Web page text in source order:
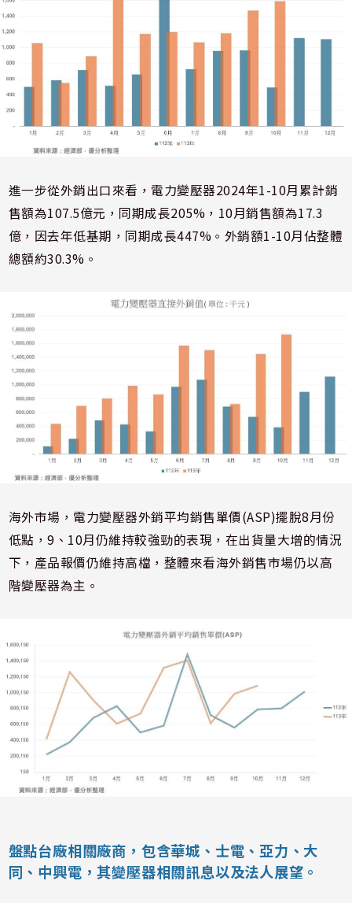
進一步從外銷出口來看，電力變壓器2024年1-10月累計銷
售額為107.5億元，同期成長205%，10月銷售額為17.3
億，因去年低基期，同期成長447%。外銷額1-10月佔整體
總額約30.3%。
海外市場，電力變壓器外銷平均銷售單價(ASP)擺脫8月份
低點，9、10月仍維持較強勁的表現，在出貨量大增的情況
下，產品報價仍維持高檔，整體來看海外銷售市場仍以高
階變壓器為主。
盤點台廠相關廠商，包含華城、士電、亞力、大
同、中興電，其變壓器相關訊息以及法人展望。